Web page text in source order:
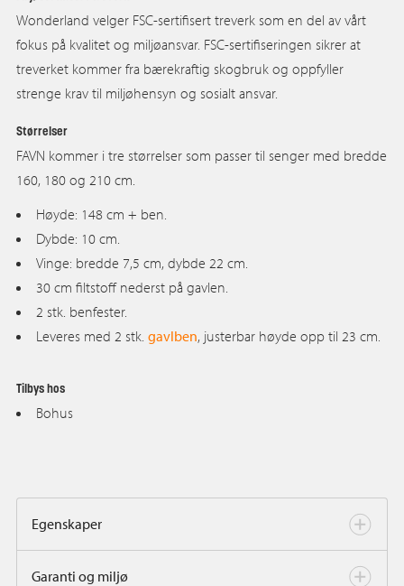
Wonderland velger FSC-sertifisert treverk som en del av vårt
fokus på kvalitet og miljøansvar. FSC-sertifiseringen sikrer at
treverket kommer fra bærekraftig skogbruk og oppfyller
strenge krav til miljøhensyn og sosialt ansvar.
Størrelser
FAVN kommer i tre størrelser som passer til senger med bredde
160, 180 og 210 cm.
Høyde: 148 cm + ben.
Dybde: 10 cm.
Vinge: bredde 7,5 cm, dybde 22 cm.
30 cm filtstoff nederst på gavlen.
2 stk. benfester.
Leveres med 2 stk. gavlben, justerbar høyde opp til 23 cm.
Tilbys hos
Bohus
Egenskaper
Garanti og miljø